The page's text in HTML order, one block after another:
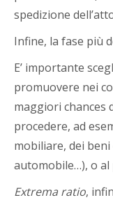
spedizione
Infine, la fase più
E’ importante
promuovere nei
maggiori chances
procedere, ad
mobiliare, dei
automobile…), o
Extrema ratio,